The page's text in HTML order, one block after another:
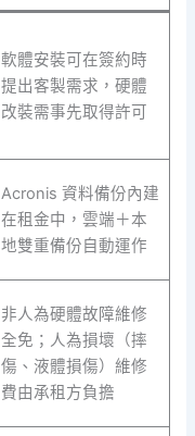
軟體安裝可在簽約時
提出客製需求，硬體
改裝需事先取得許可
Acronis 資料備份內建
在租金中，雲端＋本
地雙重備份自動運作
非人為硬體故障維修
全免；人為損壞（摔
傷、液體損傷）維修
費由承租方負擔